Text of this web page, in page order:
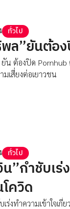
ทั่วไป
ล”ยันต้อ
น ต้องปิด Pornhub
เสี่ยงต่อเยาวชน
ทั่วไป
”กำชับเร่
ควิด
ร่งทำความเข้าใจเกี่